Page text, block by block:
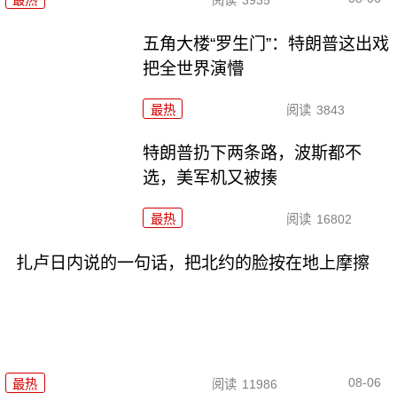
五角大楼“罗生门”：特朗普这出戏
把全世界演懵
最热 阅读 3843
特朗普扔下两条路，波斯都不
选，美军机又被揍
最热 阅读 16802
扎卢日内说的一句话，把北约的脸按在地上摩擦
最热 阅读 11986 08-06